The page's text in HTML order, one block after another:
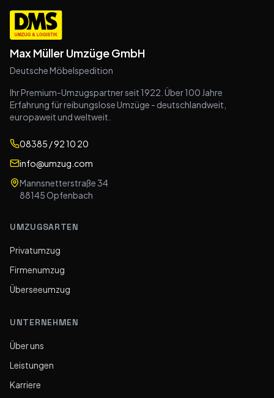
Max Müller Umzüge GmbH
Deutsche Möbelspedition
Ihr Premium-Umzugspartner seit 1922. Über 100 Jahre
Erfahrung für reibungslose Umzüge - deutschlandweit,
europaweit und weltweit.
08385 / 92 10 20
info@umzug.com
Mannsnetterstraße 34
88145 Opfenbach
UMZUGSARTEN
Privatumzug
Firmenumzug
Überseeumzug
UNTERNEHMEN
Über uns
Leistungen
Karriere